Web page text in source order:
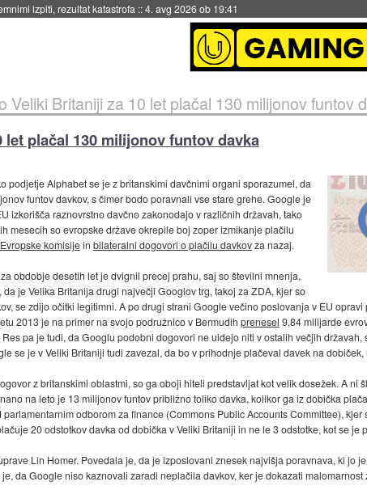
za večkratno uporabo::4. avg 2026 ob 19:41
Veliki Britaniji za 10 let plačal 130 milijonov funtov
plačal 130 milijonov funtov davka
podjetje Alphabet se je z britanskimi davčnimi organi sporazumel, da
funtov davkov, s čimer bodo poravnali vse stare grehe. Google je
izkorišča raznovrstno davčno zakonodajo v različnih državah, tako
mesecih so evropske države okrepile boj zoper izmikanje plačilu
komisijein bilateralni dogovori o plačilu davkovza nazaj.
obdobje desetih let je dvignil precej prahu, saj so številni mnenja,
je Velika Britanija drugi največji Googlov trg, takoj za ZDA, kjer so
se zdijo očitki legitimni. A po drugi strani Google večino poslovanja v EU
2013 je na primer na svojo podružnico v Bermudih prenesel 9,84 milijarde
pa je tudi, da Googlu podobni dogovori ne uidejo niti v ostalih večjih
se je v Veliki Britaniji tudi zavezal, da bo v prihodnje plačeval davek na dobiček,
z britanskimi oblastmi, so ga oboji hiteli predstavljat kot velik dosežek. A ni
na leto je 13 milijonov funtov približno toliko davka, kolikor ga iz dobička
odborom za finance (Commons Public Accounts Committee),
20 odstotkov davka od dobička v Veliki Britaniji in ne le 3 odstotke, kot se je
Lin Homer. Povedala je, da je izposlovani znesek najvišja poravnava, ki jo
da Google niso kaznovali zaradi neplačila davkov, ker je dokazati